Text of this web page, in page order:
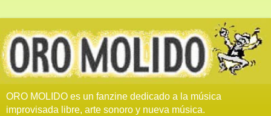
ORO MOLIDO es un fanzine dedicado a la música
improvisada libre, arte sonoro y nueva música.